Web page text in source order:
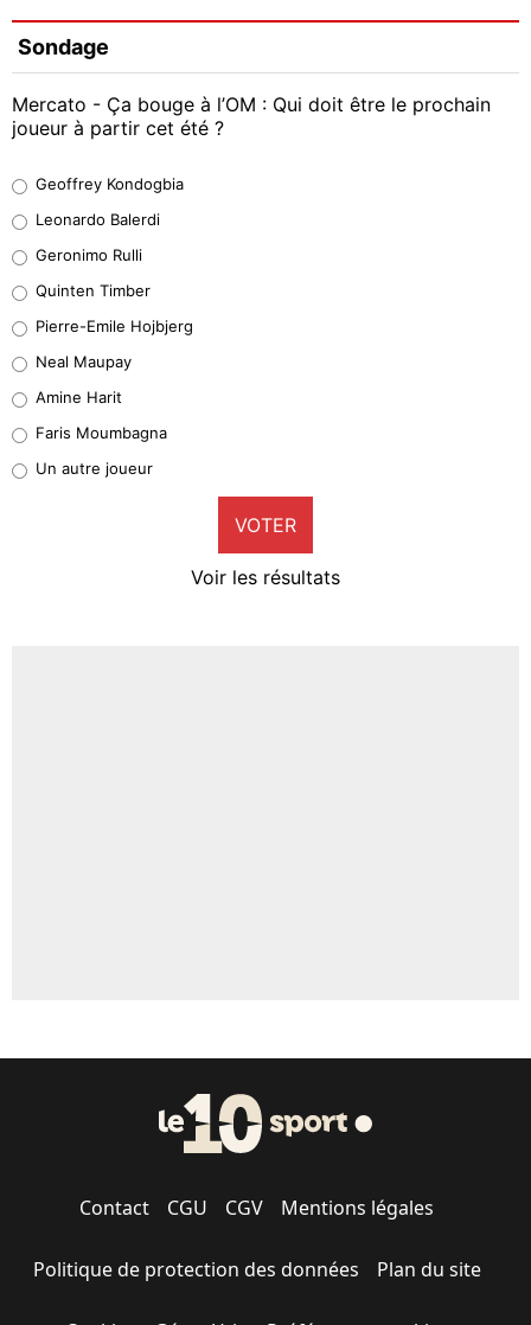
Sondage
Mercato - Ça bouge à l’OM : Qui doit être le prochain
joueur à partir cet été ?
38%
32%
5%
1%
9%
Geoffrey Kondogbia
Leonardo Balerdi
Geronimo Rulli
Quinten Timber
Pierre-Emile Hojbjerg
Neal Maupay
Amine Harit
Faris Moumbagna
Un autre joueur
VOTER
Voir les résultats
Contact CGU CGV Mentions légales
Politique de protection des données Plan du site